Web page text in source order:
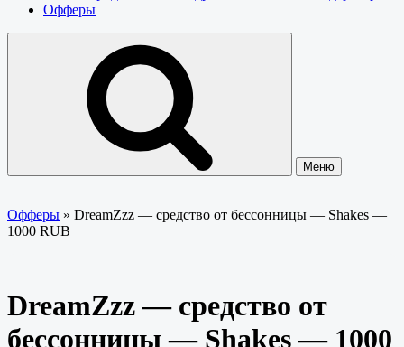
Офферы
Меню
Офферы » DreamZzz — средство от бессонницы — Shakes —
1000 RUB
DreamZzz — средство от
бессонницы — Shakes — 1000